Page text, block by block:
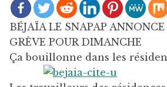
BÉJAÏA LE SNAPAP
GRÈVE POUR DIMANCHE
Ça bouillonne dans les